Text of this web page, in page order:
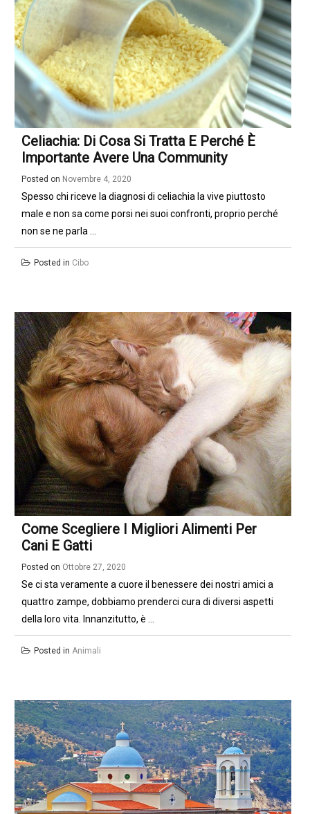
Celiachia: Di Cosa Si Tratta E Perché È
Importante Avere Una Community
Posted on Novembre 4, 2020
Spesso chi riceve la diagnosi di celiachia la vive piuttosto
male e non sa come porsi nei suoi confronti, proprio perché
non se ne parla ...
Posted in Cibo
Come Scegliere I Migliori Alimenti Per
Cani E Gatti
Posted on Ottobre 27, 2020
Se ci sta veramente a cuore il benessere dei nostri amici a
quattro zampe, dobbiamo prenderci cura di diversi aspetti
della loro vita. Innanzitutto, è ...
Posted in Animali